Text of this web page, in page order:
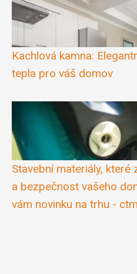
Kachlová kamna:
tepla pro váš domov
Stavební materiály, které
a bezpečnost vašeho
vám novinku na trhu -